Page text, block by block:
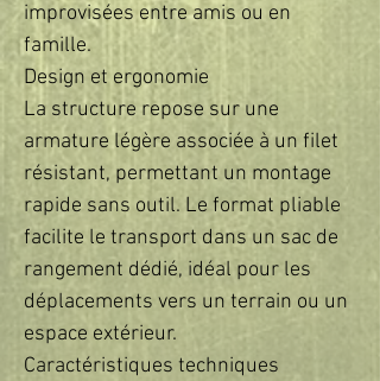
improvisées entre amis ou en
famille.
Design et ergonomie
La structure repose sur une
armature légère associée à un filet
résistant, permettant un montage
rapide sans outil. Le format pliable
facilite le transport dans un sac de
rangement dédié, idéal pour les
déplacements vers un terrain ou un
espace extérieur.
Caractéristiques techniques